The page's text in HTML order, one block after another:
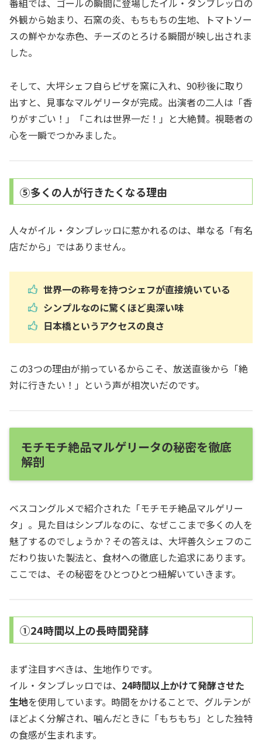
番組では、ゴールの瞬間に登場したイル・タンブレッロの
外観から始まり、石窯の炎、もちもちの生地、トマトソー
スの鮮やかな赤色、チーズのとろける瞬間が映し出されま
した。
そして、大坪シェフ自らピザを窯に入れ、90秒後に取り
出すと、見事なマルゲリータが完成。出演者の二人は「香
りがすごい！」「これは世界一だ！」と大絶賛。視聴者の
心を一瞬でつかみました。
⑤多くの人が行きたくなる理由
人々がイル・タンブレッロに惹かれるのは、単なる「有名
店だから」ではありません。
世界一の称号を持つシェフが直接焼いている
シンプルなのに驚くほど奥深い味
日本橋というアクセスの良さ
この3つの理由が揃っているからこそ、放送直後から「絶
対に行きたい！」という声が相次いだのです。
モチモチ絶品マルゲリータの秘密を徹底
解剖
ベスコングルメで紹介された「モチモチ絶品マルゲリー
タ」。見た目はシンプルなのに、なぜここまで多くの人を
魅了するのでしょうか？その答えは、大坪善久シェフのこ
だわり抜いた製法と、食材への徹底した追求にあります。
ここでは、その秘密をひとつひとつ紐解いていきます。
①24時間以上の長時間発酵
まず注目すべきは、生地作りです。
イル・タンブレッロでは、 24時間以上かけて発酵させた
生地を使用しています。時間をかけることで、グルテンが
ほどよく分解され、噛んだときに「もちもち」とした独特
の食感が生まれます。